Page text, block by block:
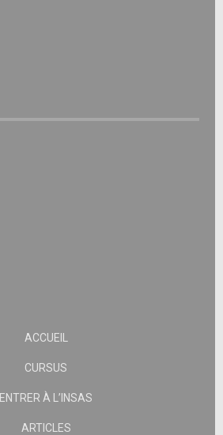
ACCUEIL
CURSUS
ENTRER À L’INSAS
ARTICLES